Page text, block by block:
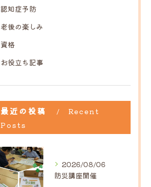
認知症予防
老後の楽しみ
資格
お役立ち記事
最近の投稿
Recent
Posts
2026/08/06
防災講座開催